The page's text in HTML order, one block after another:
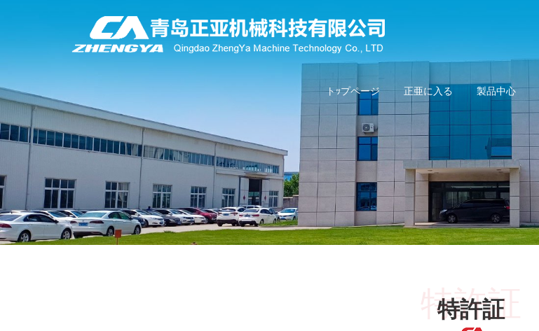
トｯプページ 正亜に入る 製品中心
特許証
特許証